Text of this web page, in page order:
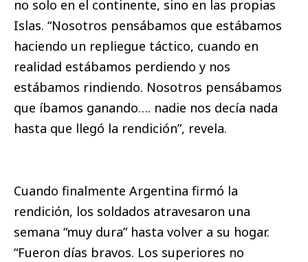
no solo en el continente, sino en las propias
Islas. “Nosotros pensábamos que estábamos
haciendo un repliegue táctico, cuando en
realidad estábamos perdiendo y nos
estábamos rindiendo. Nosotros pensábamos
que íbamos ganando…. nadie nos decía nada
hasta que llegó la rendición”, revela.
Cuando finalmente Argentina firmó la
rendición, los soldados atravesaron una
semana “muy dura” hasta volver a su hogar.
“Fueron días bravos. Los superiores no